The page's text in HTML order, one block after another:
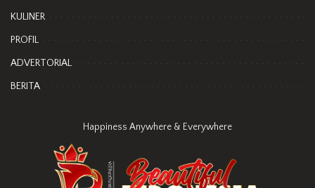
KULINER
PROFIL
ADVERTORIAL
BERITA
Happiness Anywhere & Everywhere